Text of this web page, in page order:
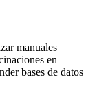
manuales
en
bases de datos